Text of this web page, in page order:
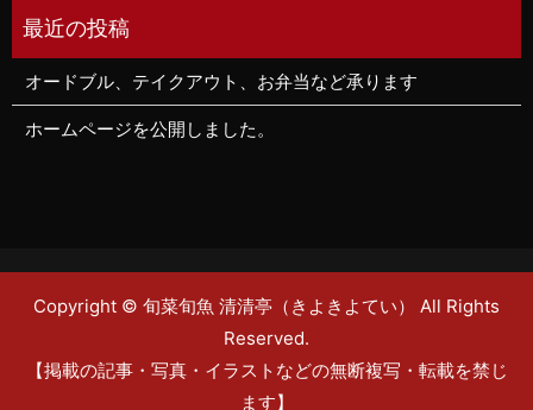
オードブル、テイクアウト、お弁当など承ります
ホームページを公開しました。
Copyright © 旬菜旬魚 清清亭（きよきよてい） All Rights
Reserved.
【掲載の記事・写真・イラストなどの無断複写・転載を禁じ
ます】